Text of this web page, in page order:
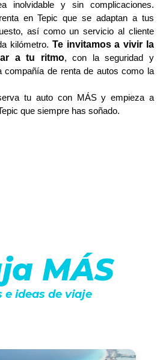
inolvidable y sin complicaciones.
en Tepic que se adaptan a tus
así como un servicio al cliente
kilómetro. Te invitamos a vivir la
a tu ritmo, con la seguridad y
compañía de renta de autos como la
tu auto con MÁS y empieza a
que siempre has soñado.
MÁS
e ideas de viaje